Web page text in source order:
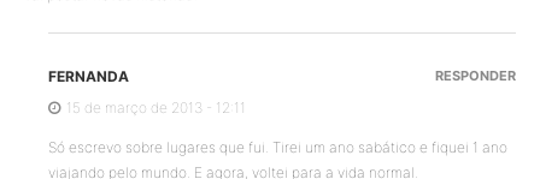
FERNANDA
15 de março de 2013 - 12:11
Só escrevo sobre lugares que fui. Tirei um ano sabático e fiquei 1 ano
viajando pelo mundo. E agora, voltei para a vida normal.
RESPONDER